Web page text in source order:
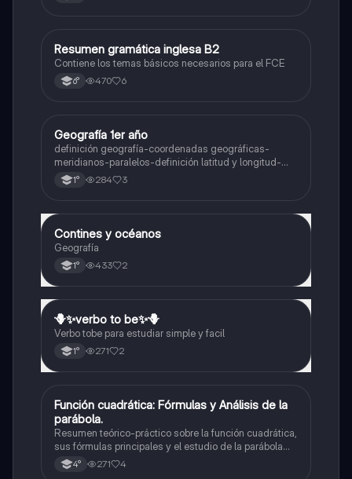
Inglés
Resumen gramática inglesa B2
Contiene los temas básicos necesarios para el FCE
6° 470 6
Geografía
Geografía 1er año
definición geografía-coordenadas geográficas-
meridianos-paralelos-definición latitud y longitud-
elementos del mapa-definición mapa-localización
relativa y absoluta
1° 284 3
Geografía
Contines y océanos
Geografía
1° 433 2
Inglés
🪻✨️verbo to be✨️🪻
Verbo tobe para estudiar simple y facil
1° 271 2
Matemáticas
Función cuadrática: Fórmulas y Análisis de la
parábola.
Resumen teórico-práctico sobre la función cuadrática,
sus fórmulas principales y el estudio de la parábola
como representación gráfica.Incluye desarrollo de la
forma general, cálculo de raíces, vértice y elementos
4° 271 4